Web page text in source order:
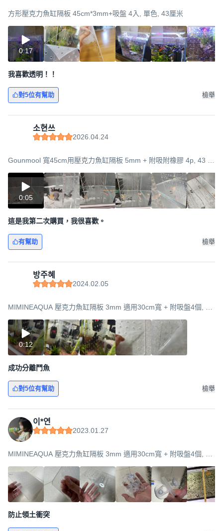
方形壓克力魚缸隔板 45cm*3mm+吸盤 4入, 單色, 43厘米
0:17
我喜歡透明！！
對5位有幫助 檢舉
소현쓰
2026.04.24
Gounmool 寬45cm用壓克力魚缸隔板 5mm + 附吸附橡膠 4p, 43 x
0:05
這是我第二次購買，我很喜歡。
有幫助 檢舉
방주혜
2024.02.05
MIMINEAQUA 壓克力魚缸隔板 3mm 適用30cm寬 + 附吸盤4個, 混
0:12
成功分離鬥魚
對5位有幫助 檢舉
이*연
2023.01.27
MIMINEAQUA 壓克力魚缸隔板 3mm 適用30cm寬 + 附吸盤4個, 混
防止領土衝突